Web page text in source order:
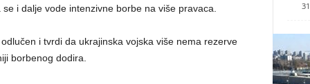
i dalje vode intenzivne borbe na više pravaca.
i tvrdi da ukrajinska vojska više nema rezerve
borbenog dodira.